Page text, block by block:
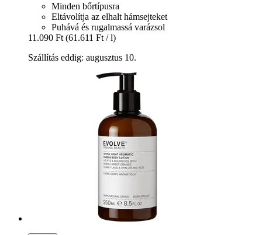
Minden bőrtípusra
Eltávolítja az elhalt hámsejteket
Puhává és rugalmassá varázsol
11.090 Ft (61.611 Ft / l)
Szállítás eddig: augusztus 10.